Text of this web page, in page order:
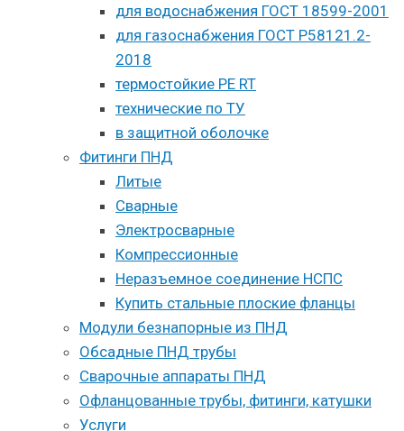
для водоснабжения ГОСТ 18599-2001
для газоснабжения ГОСТ Р58121.2-
2018
термостойкие PE RT
технические по ТУ
в защитной оболочке
Фитинги ПНД
Литые
Сварные
Электросварные
Компрессионные
Неразъемное соединение НСПС
Купить стальные плоские фланцы
Модули безнапорные из ПНД
Обсадные ПНД трубы
Сварочные аппараты ПНД
Офланцованные трубы, фитинги, катушки
Услуги